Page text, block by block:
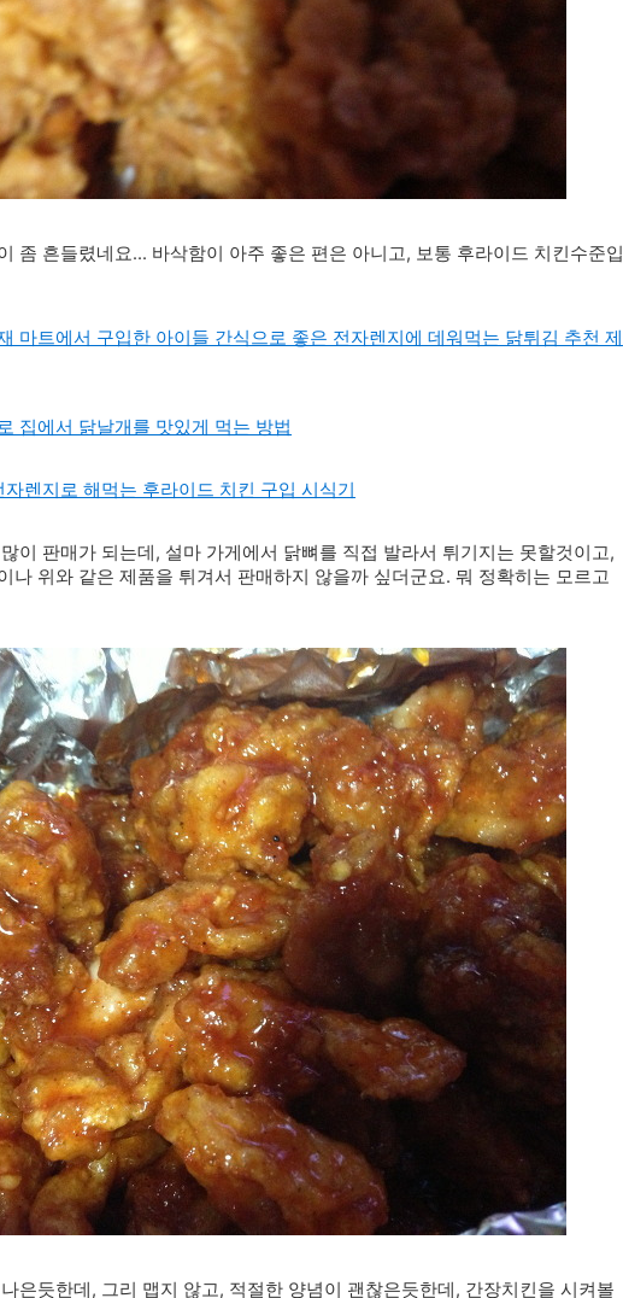
좀 흔들렸네요... 바삭함이 아주 좋은 편은 아니고, 보통 후라이드 치킨수준입
마트에서 구입한 아이들 간식으로 좋은 전자렌지에 데워먹는 닭튀김 추천 제
집에서 닭날개를 맛있게 먹는 방법
렌지로 해먹는 후라이드 치킨 구입 시식기
이 판매가 되는데, 설마 가게에서 닭뼈를 직접 발라서 튀기지는 못할것이고,
나 위와 같은 제품을 튀겨서 판매하지 않을까 싶더군요. 뭐 정확히는 모르고
은듯한데, 그리 맵지 않고, 적절한 양념이 괜찮은듯한데, 간장치킨을 시켜볼